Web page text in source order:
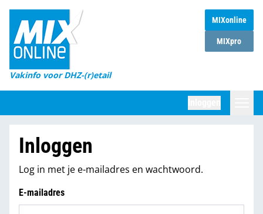
MIXonline
MIXpro
Vakinfo voor DHZ-(r)etail
Home
Magazines
DHZ Sessie
Marktcijfers
Word abonnee
Partners
Inloggen
Log in met je e-mailadres en wachtwoord.
E-mailadres